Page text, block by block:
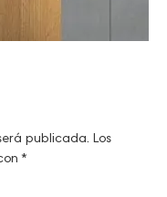
publicada. Los
*